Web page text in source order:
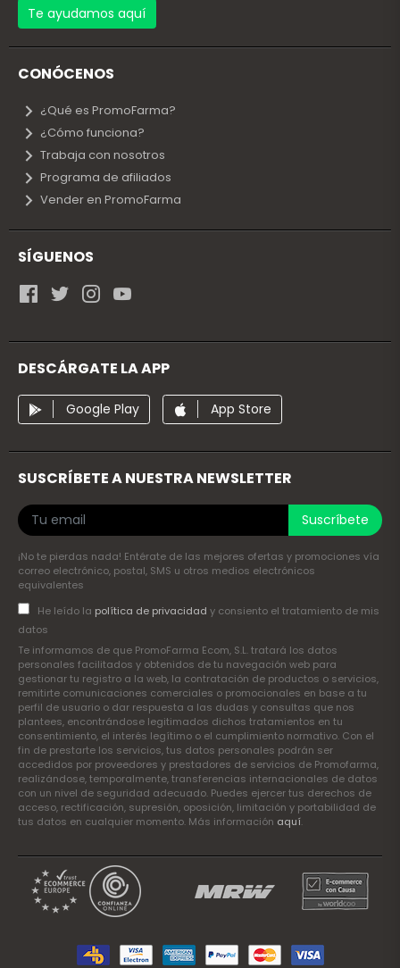
Te ayudamos aquí
CONÓCENOS
¿Qué es PromoFarma?
¿Cómo funciona?
Trabaja con nosotros
Programa de afiliados
Vender en PromoFarma
SÍGUENOS
DESCÁRGATE LA APP
Google Play App Store
SUSCRÍBETE A NUESTRA NEWSLETTER
Suscríbete
¡No te pierdas nada! Entérate de las mejores ofertas y promociones vía
correo electrónico, postal, SMS u otros medios electrónicos
equivalentes
He leído la política de privacidad y consiento el tratamiento de mis
datos
Te informamos de que PromoFarma Ecom, S.L. tratará los datos
personales facilitados y obtenidos de tu navegación web para
gestionar tu registro a la web, la contratación de productos o servicios,
remitirte comunicaciones comerciales o promocionales en base a tu
perfil de usuario o dar respuesta a las dudas y consultas que nos
plantees, encontrándose legitimados dichos tratamientos en tu
consentimiento, el interés legítimo o el cumplimiento normativo. Con el
fin de prestarte los servicios, tus datos personales podrán ser
accedidos por proveedores y prestadores de servicios de Promofarma,
realizándose, temporalmente, transferencias internacionales de datos
con un nivel de seguridad adecuado. Puedes ejercer tus derechos de
acceso, rectificación, supresión, oposición, limitación y portabilidad de
tus datos en cualquier momento. Más información aquí.